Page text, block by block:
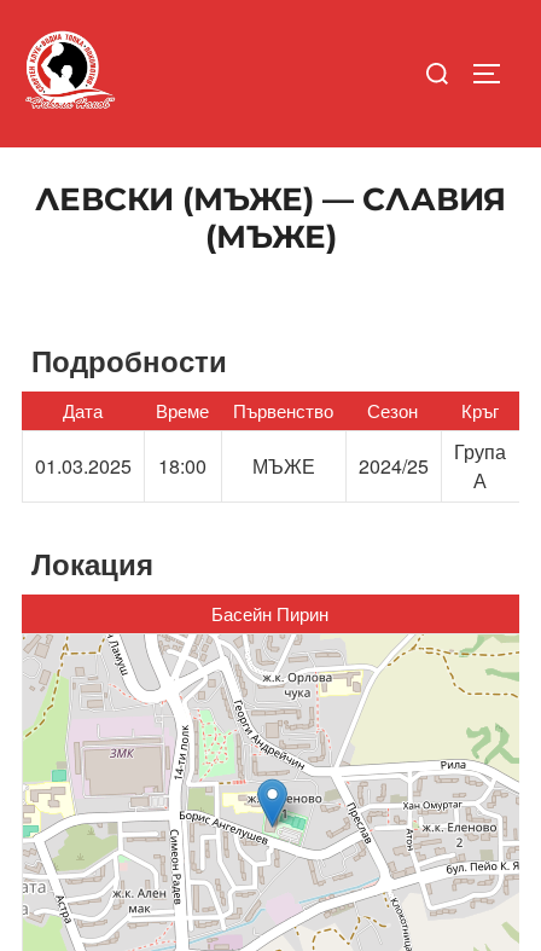
content
Search
for:
ЛЕВСКИ (МЪЖЕ) — СЛАВИЯ
(МЪЖЕ)
Подробности
Дата Време Първенство Сезон Кръг
01.03.2025 18:00 МЪЖЕ 2024/25
Група
А
Локация
Басейн Пирин